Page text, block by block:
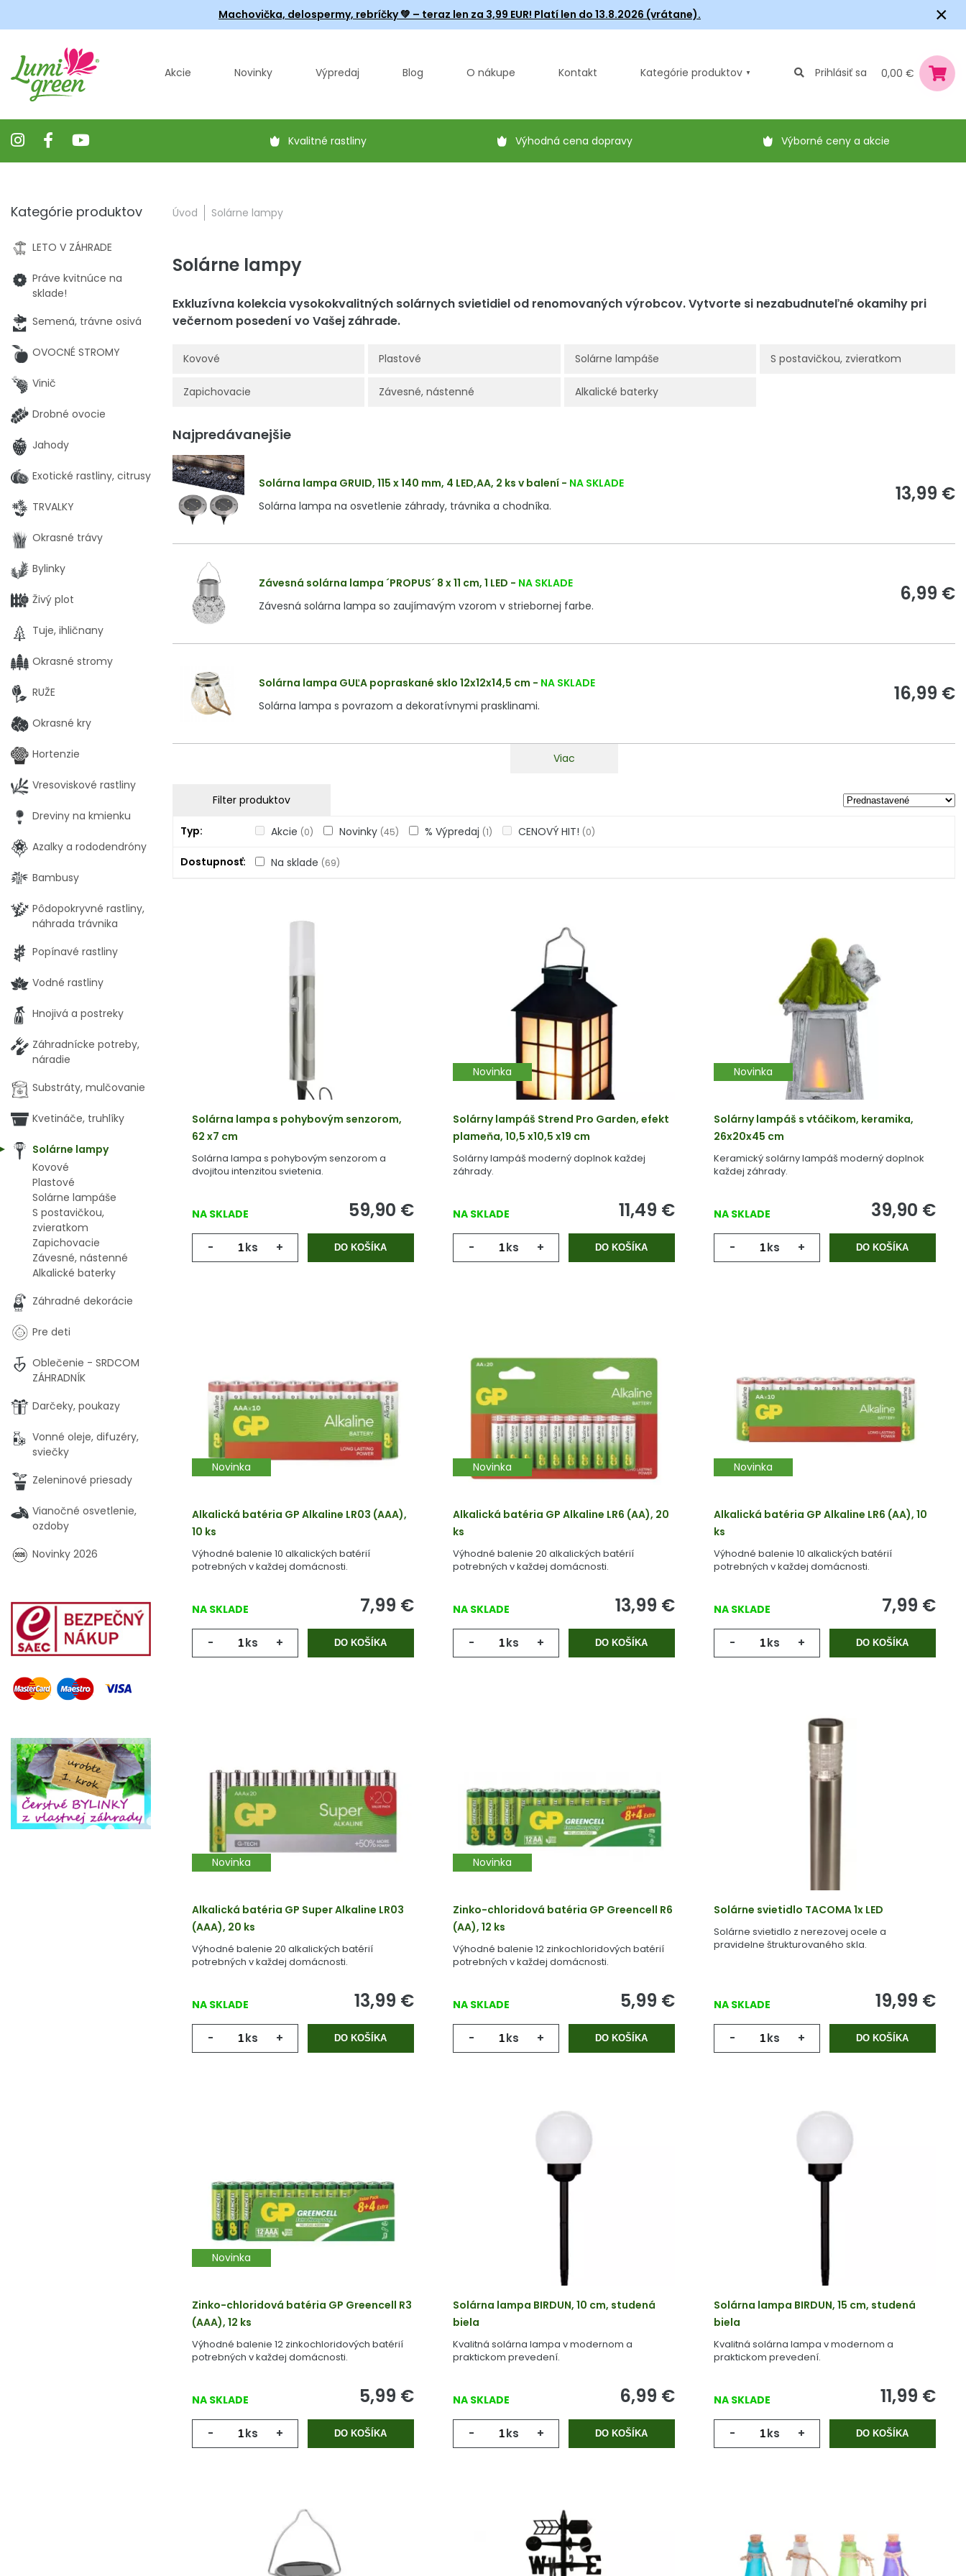
Machovička, delospermy, rebríčky💚 – teraz len za 3,99 EUR! Platí len do 13.8.2026 (vrátane). ×
Akcie Novinky Výpredaj Blog O nákupe Kontakt Kategórie produktov Prihlásiť sa 0,00 €
Kvalitné rastliny Výhodná cena dopravy Výborné ceny a akcie
Úvod Solárne lampy
Solárne lampy
Exkluzívna kolekcia vysokokvalitných solárnych svietidiel od renomovaných výrobcov. Vytvorte si nezabudnuteľné okamihy pri
večernom posedení vo Vašej záhrade.
Kovové Plastové Solárne lampáše S postavičkou, zvieratkom
Zapichovacie Závesné, nástenné Alkalické baterky
Najpredávanejšie
Solárna lampa GRUID, 115 x 140 mm, 4 LED,AA, 2 ks v balení - NA SKLADE
Solárna lampa na osvetlenie záhrady, trávnika a chodníka.
13,99 €
Závesná solárna lampa ´PROPUS´ 8 x 11 cm, 1 LED - NA SKLADE
Závesná solárna lampa so zaujímavým vzorom v striebornej farbe.
6,99 €
Solárna lampa GUĽA popraskané sklo 12x12x14,5 cm - NA SKLADE
Solárna lampa s povrazom a dekoratívnymi prasklinami.
16,99 €
Viac
Filter produktov
Typ Akcie (0) Novinky (45) % Výpredaj (1) CENOVÝ HIT! (0)
Dostupnosť Na sklade (69)
Solárna lampa s pohybovým senzorom,
62 x7 cm
Solárna lampa s pohybovým senzorom a
dvojitou intenzitou svietenia.
NA SKLADE 59,90 €
- ks + DO KOŠÍKA
Novinka
Solárny lampáš Strend Pro Garden, efekt
plameňa, 10,5 x10,5 x19 cm
Solárny lampáš moderný doplnok každej
záhrady.
NA SKLADE 11,49 €
- ks + DO KOŠÍKA
Novinka
Solárny lampáš s vtáčikom, keramika,
26x20x45 cm
Keramický solárny lampáš moderný doplnok
každej záhrady.
NA SKLADE 39,90 €
- ks + DO KOŠÍKA
Novinka
Alkalická batéria GP Alkaline LR03 (AAA),
10 ks
Výhodné balenie 10 alkalických batérií
potrebných v každej domácnosti.
NA SKLADE 7,99 €
- ks + DO KOŠÍKA
Novinka
Alkalická batéria GP Alkaline LR6 (AA), 20
ks
Výhodné balenie 20 alkalických batérií
potrebných v každej domácnosti.
NA SKLADE 13,99 €
- ks + DO KOŠÍKA
Novinka
Alkalická batéria GP Alkaline LR6 (AA), 10
ks
Výhodné balenie 10 alkalických batérií
potrebných v každej domácnosti.
NA SKLADE 7,99 €
- ks + DO KOŠÍKA
Novinka
Alkalická batéria GP Super Alkaline LR03
(AAA), 20 ks
Výhodné balenie 20 alkalických batérií
potrebných v každej domácnosti.
NA SKLADE 13,99 €
- ks + DO KOŠÍKA
Novinka
Zinko-chloridová batéria GP Greencell R6
(AA), 12 ks
Výhodné balenie 12 zinkochloridových batérií
potrebných v každej domácnosti.
NA SKLADE 5,99 €
- ks + DO KOŠÍKA
Solárne svietidlo TACOMA 1x LED
Solárne svietidlo z nerezovej ocele a
pravidelne štrukturovaného skla.
NA SKLADE 19,99 €
- ks + DO KOŠÍKA
Novinka
Zinko-chloridová batéria GP Greencell R3
(AAA), 12 ks
Výhodné balenie 12 zinkochloridových batérií
potrebných v každej domácnosti.
NA SKLADE 5,99 €
- ks + DO KOŠÍKA
Solárna lampa BIRDUN, 10 cm, studená
biela
Kvalitná solárna lampa v modernom a
praktickom prevedení.
NA SKLADE 6,99 €
- ks + DO KOŠÍKA
Solárna lampa BIRDUN, 15 cm, studená
biela
Kvalitná solárna lampa v modernom a
praktickom prevedení.
NA SKLADE 11,99 €
- ks + DO KOŠÍKA
Kategórie produktov
LETO V ZÁHRADE
Práve kvitnúce na
sklade!
Semená, trávne osivá
OVOCNÉ STROMY
Vinič
Drobné ovocie
Jahody
Exotické rastliny, citrusy
TRVALKY
Okrasné trávy
Bylinky
Živý plot
Tuje, ihličnany
Okrasné stromy
RUŽE
Okrasné kry
Hortenzie
Vresoviskové rastliny
Dreviny na kmienku
Azalky a rododendróny
Bambusy
Pôdopokryvné rastliny,
náhrada trávnika
Popínavé rastliny
Vodné rastliny
Hnojivá a postreky
Záhradnícke potreby,
náradie
Substráty, mulčovanie
Kvetináče, truhlíky
Solárne lampy
Kovové
Plastové
Solárne lampáše
S postavičkou,
zvieratkom
Zapichovacie
Závesné, nástenné
Alkalické baterky
Záhradné dekorácie
Pre deti
Oblečenie - SRDCOM
ZÁHRADNÍK
Darčeky, poukazy
Vonné oleje, difuzéry,
sviečky
Zeleninové priesady
Vianočné osvetlenie,
ozdoby
Novinky 2026